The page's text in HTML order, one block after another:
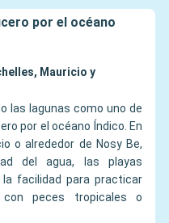
por el océano
Mauricio y
las lagunas como uno de
por el océano Índico. En
o alrededor de Nosy Be,
del agua, las playas
facilidad para practicar
peces tropicales o